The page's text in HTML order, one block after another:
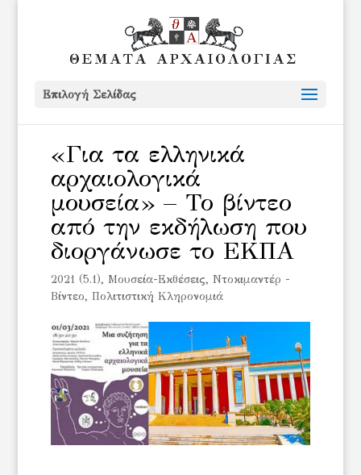
Επιλογή Σελίδας
«Για τα ελληνικά
αρχαιολογικά
μουσεία» – Το βίντεο
από την εκδήλωση που
διοργάνωσε το ΕΚΠΑ
2021 (5.1), Μουσεία-Εκθέσεις, Ντοκιμαντέρ -
Βίντεο, Πολιτιστική Κληρονομιά